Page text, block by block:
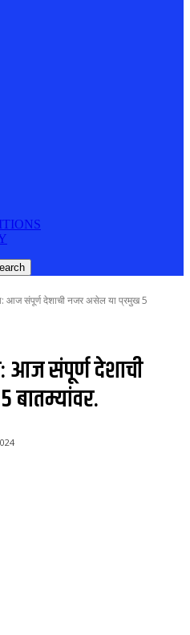
आज संपूर्ण देशाची नजर असेल या प्रमुख 5
आज संपूर्ण देशाची